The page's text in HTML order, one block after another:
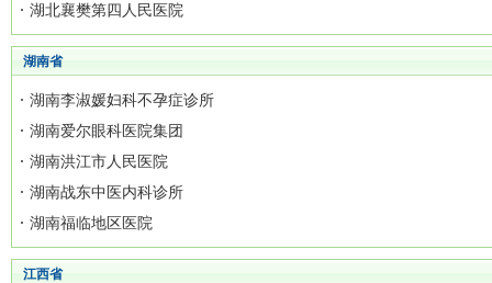
湖北襄樊第四人民医院
湖南省
湖南李淑媛妇科不孕症诊所
湖南爱尔眼科医院集团
湖南洪江市人民医院
湖南战东中医内科诊所
湖南福临地区医院
江西省